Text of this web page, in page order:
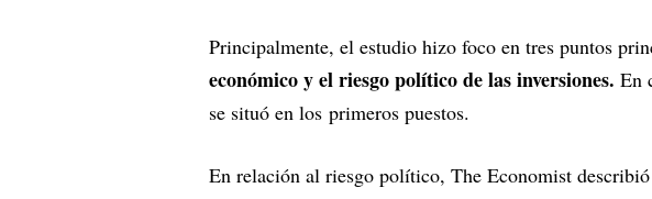
Principalmente, el estudio hizo foco en tres puntos
económico y el riesgo político de las inversiones. En
se situó en los primeros puestos.
En relación al riesgo político, The Economist